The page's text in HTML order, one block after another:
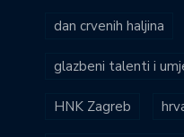
dan crvenih haljina
glazbeni talenti i
HNK Zagreb